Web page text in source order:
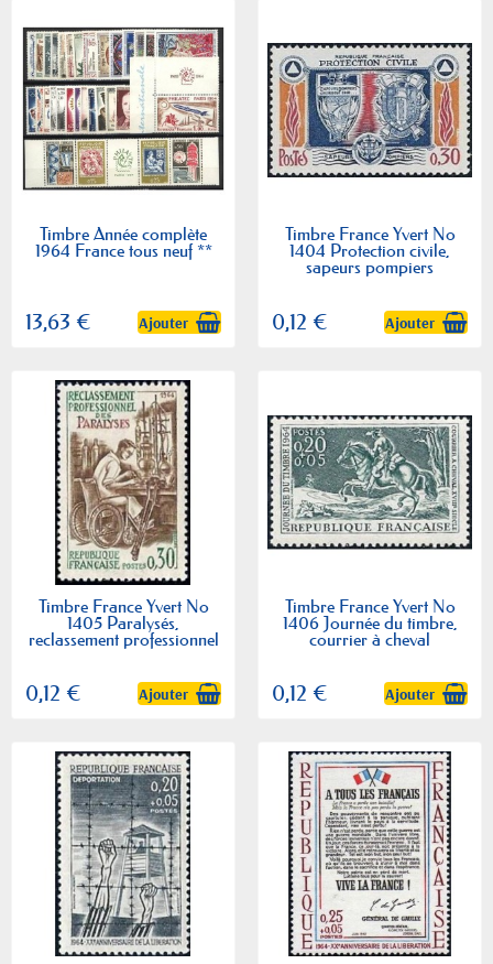
Timbre Année complète
1964 France tous neuf **
13,63 € Ajouter
Timbre France Yvert No
1404 Protection civile,
sapeurs pompiers
0,12 € Ajouter
Timbre France Yvert No
1405 Paralysés,
reclassement professionnel
0,12 € Ajouter
Timbre France Yvert No
1406 Journée du timbre,
courrier à cheval
0,12 € Ajouter